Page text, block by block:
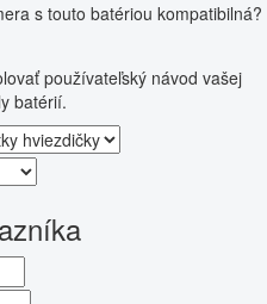
s touto batériou kompatibilná?
používateľský návod vašej
batérií.